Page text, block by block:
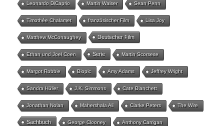
Leonardo DiCaprio Martin Walser Sean Penn
Timothée Chalamet französischer Film Lisa Joy
Matthew McConaughey Deutscher Film
Ethan und Joel Coen Serie Martin Scorsese
Margot Robbie Biopic Amy Adams Jeffrey Wright
Sandra Hüller J.K. Simmons Cate Blanchett
Jonathan Nolan Mahershala Ali Clarke Peters The Wire
Sachbuch George Clooney Anthony Carrigan